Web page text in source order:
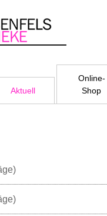
Aktuell
Online-
Shop